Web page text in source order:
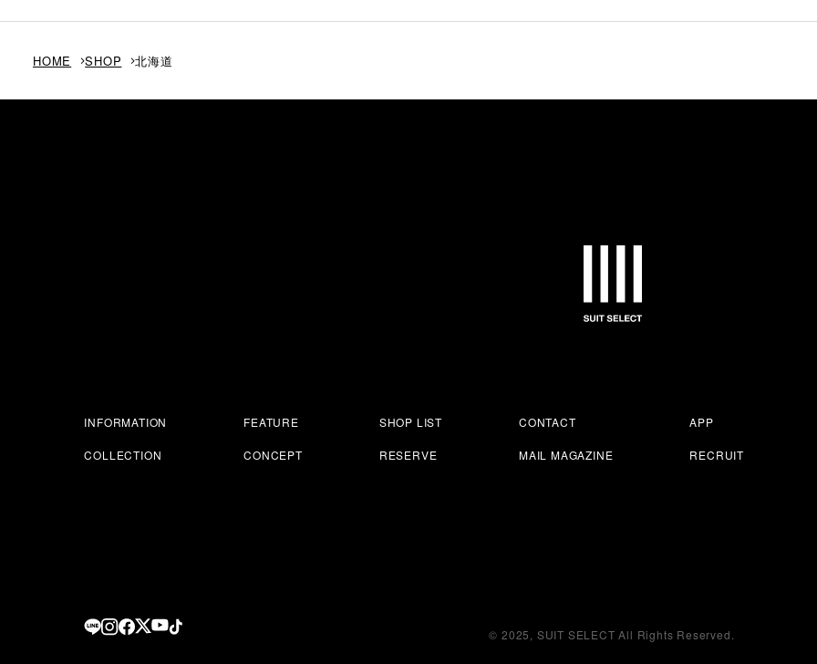
HOME SHOP 北海道
INFORMATION
COLLECTION
FEATURE
CONCEPT
SHOP LIST
RESERVE
CONTACT
MAIL MAGAZINE
APP
RECRUIT
© 2025, SUIT SELECT All Rights Reserved.